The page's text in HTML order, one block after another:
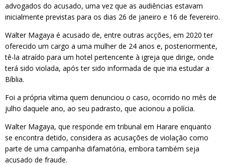
advogados do acusado, uma vez que as audiências estavam
inicialmente previstas para os dias 26 de janeiro e 16 de fevereiro.
Walter Magaya é acusado de, entre outras acções, em 2020 ter
oferecido um cargo a uma mulher de 24 anos e, posteriormente,
tê-la atraído para um hotel pertencente à igreja que dirige, onde
terá sido violada, após ter sido informada de que iria estudar a
Bíblia.
Foi a própria vítima quem denunciou o caso, ocorrido no mês de
julho daquele ano, ao seu padrasto, que acionou a polícia.
Walter Magaya, que responde em tribunal em Harare enquanto
se encontra detido, considera as acusações de violação como
parte de uma campanha difamatória, embora também seja
acusado de fraude.